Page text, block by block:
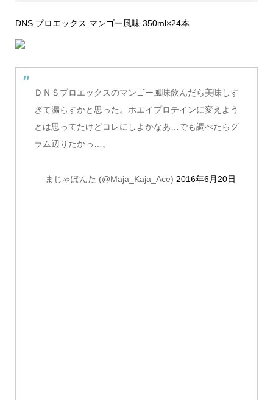
DNS プロエックス マンゴー風味 350ml×24本
ＤＮＳプロエックスのマンゴー風味飲んだら美味しす
ぎて漏らすかと思った。ホエイプロテインに変えよう
とは思ってたけどコレにしよかなあ…でも調べたらグ
ラム辺りたかっ…。
— まじゃぽんた (@Maja_Kaja_Ace) 2016年6月20日